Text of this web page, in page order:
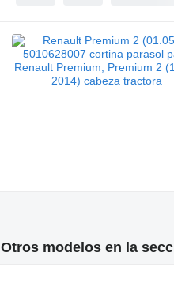
Otros modelos en la